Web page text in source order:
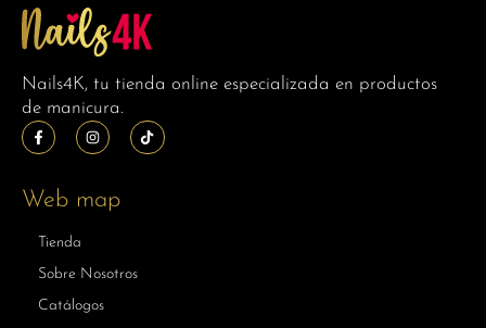
Nails4K, tu tienda online especializada en productos
de manicura.
Web map
Tienda
Sobre Nosotros
Catálogos